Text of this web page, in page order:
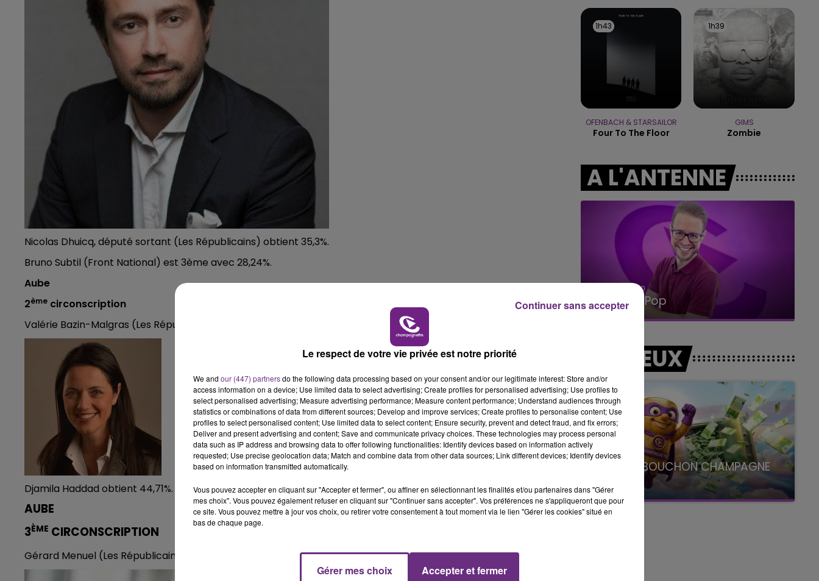
LE BEST OF DE LA FAMILLE
CHAMPAGNE FM
10h00 - 14h00
LE TICKET DE CAISSE
Nicolas Dhuicq, député sortant (Les Républicains) obtient 35,3%.
Bruno Subtil (Front National) est 3ème avec 28,24%.
Aube
2ème circonscription
Valérie Bazin-Malgras (Les Républicains) est élue avec 55,29%.
Djamila Haddad obtient 44,71%.
AUBE
3ÈME CIRCONSCRIPTION
Gérard Menuel (Les Républicains) réélu avec 52,72%.
1h43
1h43
OFENBACH & STARSAILOR
Four To The Floor
1h39
1h39
GIMS
Zombie
A L'ANTENNE
10h00 - 14h00 15h00 - 19h00
Le Club Champagne FM
LES JEUX
LE SUPER BOUCHON CHAMPAGNE
avec La Famille Champagne FM, à 8H10
Le respect de votre vie privée est notre priorité
We and our (447) partnersdo the following data processing based on your consent and/or our legitimate interest: Store and/or
access information on a device; Use limited data to select advertising; Create profiles for personalised advertising; Use profiles to
select personalised advertising; Measure advertising performance; Measure content performance; Understand audiences through
statistics or combinations of data from different sources; Develop and improve services; Create profiles to personalise content; Use
profiles to select personalised content; Use limited data to select content; Ensure security, prevent and detect fraud, and fix errors;
Deliver and present advertising and content; Save and communicate privacy choices. These technologies may process personal
data such as IP address and browsing data to offer following functionalities: Identify devices based on information actively
requested; Use precise geolocation data; Match and combine data from other data sources; Link different devices; Identify devices
based on information transmitted automatically.
Vous pouvez accepter en cliquant sur "Accepter et fermer", ou affiner en sélectionnant les finalités et/ou partenaires dans "Gérer
mes choix". Vous pouvez également refuser en cliquant sur "Continuer sans accepter". Vos préférences ne s'appliqueront que pour
ce site. Vous pouvez mettre à jour vos choix, ou retirer votre consentement à tout moment via le lien "Gérer les cookies" situé en
bas de chaque page.
Gérer mes choix Accepter et fermer
Continuer sans accepter